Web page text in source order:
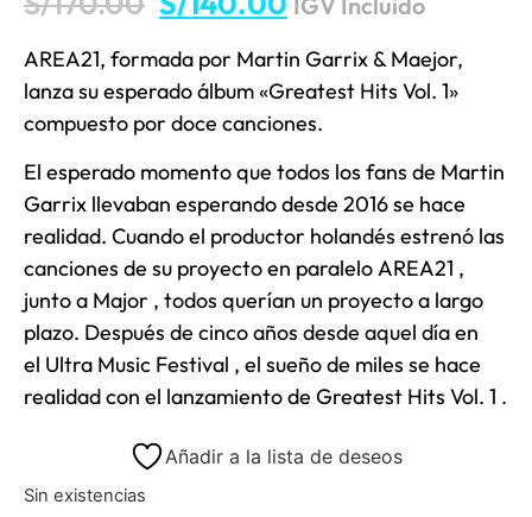
AREA21, formada por Martin Garrix & Maejor,
lanza su esperado álbum «Greatest Hits Vol. 1»
compuesto por doce canciones.
El esperado momento que todos los fans de Martin
Garrix llevaban esperando desde 2016 se hace
realidad. Cuando el productor holandés estrenó las
canciones de su proyecto en paralelo AREA21 ,
junto a Major , todos querían un proyecto a largo
plazo. Después de cinco años desde aquel día en
el Ultra Music Festival , el sueño de miles se hace
realidad con el lanzamiento de Greatest Hits Vol. 1 .
Añadir a la lista de deseos
Sin existencias